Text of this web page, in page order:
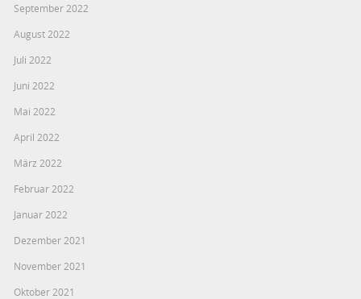
September 2022
August 2022
Juli 2022
Juni 2022
Mai 2022
April 2022
März 2022
Februar 2022
Januar 2022
Dezember 2021
November 2021
Oktober 2021